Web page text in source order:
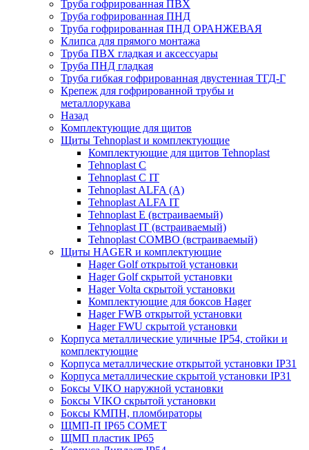
Труба гофрированная ПВХ
Труба гофрированная ПНД
Труба гофрированная ПНД ОРАНЖЕВАЯ
Клипса для прямого монтажа
Труба ПВХ гладкая и аксессуары
Труба ПНД гладкая
Труба гибкая гофрированная двустенная ТГД-Г
Крепеж для гофрированной трубы и
металлорукава
Назад
Комплектующие для щитов
Щиты Tehnoplast и комплектующие
Комплектующие для щитов Tehnoplast
Tehnoplast C
Tehnoplast C IT
Tehnoplast ALFA (А)
Tehnoplast ALFA IT
Tehnoplast E (встраиваемый)
Tehnoplast IT (встраиваемый)
Tehnoplast COMBO (встраиваемый)
Щиты HAGER и комплектующие
Hager Golf открытой установки
Hager Golf скрытой установки
Hager Volta скрытой установки
Комплектующие для боксов Hager
Hager FWB открытой установки
Hager FWU скрытой установки
Корпуса металлические уличные IP54, стойки и
комплектующие
Корпуса металлические открытой установки IP31
Корпуса металлические скрытой установки IP31
Боксы VIKO наружной установки
Боксы VIKO скрытой установки
Боксы КМПН, пломбираторы
ЩМП-П IP65 COMET
ЩМП пластик IP65